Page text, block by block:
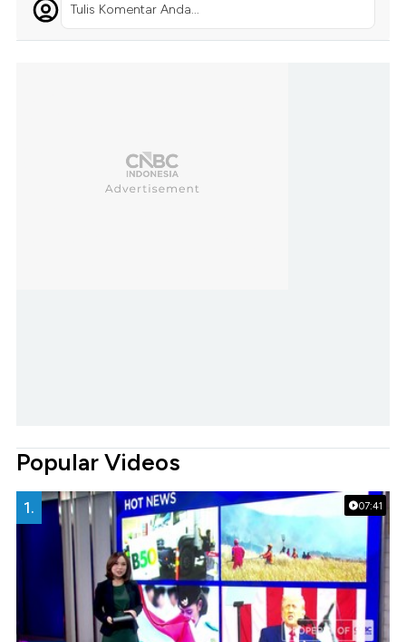
Tulis Komentar Anda...
Popular Videos
07:41
1.